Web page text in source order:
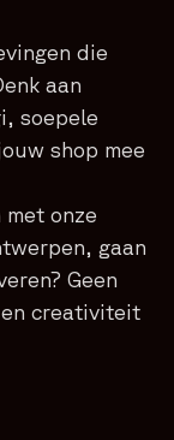
die
aan
soepele
shop mee
met onze
gaan
Geen
creativiteit